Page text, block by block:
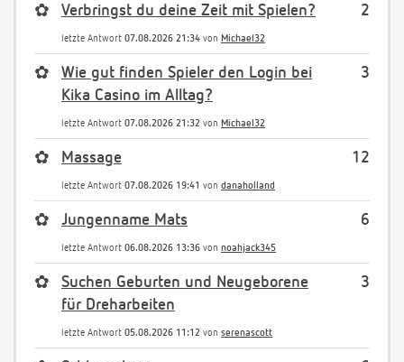
2
✿ Verbringst du deine Zeit mit Spielen?
letzte Antwort 07.08.2026 21:34 von Michael32
3
✿
Wie gut finden Spieler den Login bei
Kika Casino im Alltag?
letzte Antwort 07.08.2026 21:32 von Michael32
12
✿ Massage
letzte Antwort 07.08.2026 19:41 von danaholland
6
✿ Jungenname Mats
letzte Antwort 06.08.2026 13:36 von noahjack345
3
✿
Suchen Geburten und Neugeborene
für Dreharbeiten
letzte Antwort 05.08.2026 11:12 von serenascott